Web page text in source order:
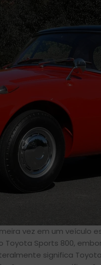
vez em um
Sports 800,
significa